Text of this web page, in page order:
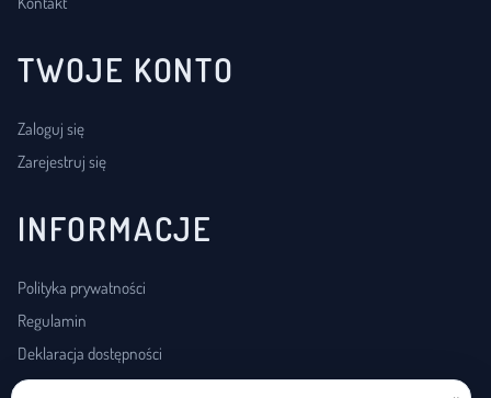
TWOJE KONTO
Zaloguj się
Zarejestruj się
INFORMACJE
Polityka prywatności
Regulamin
Deklaracja dostępności